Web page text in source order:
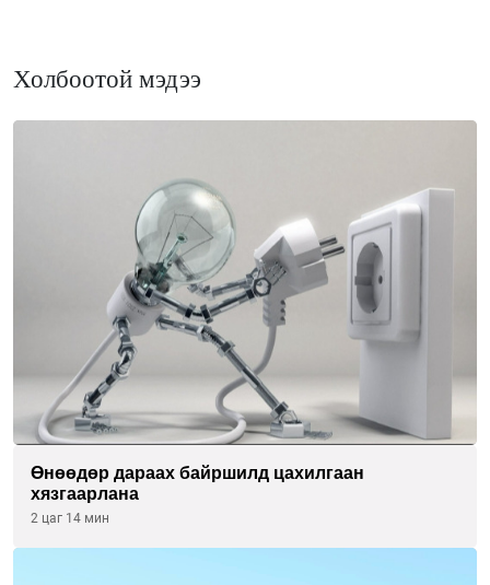
Холбоотой мэдээ
Өнөөдөр дараах байршилд цахилгаан
хязгаарлана
2 цаг 14 мин